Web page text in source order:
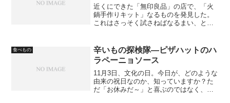
近くにできた「無印良品」の店で、「火
鍋手作りキット」なるものを発見した。
これはさっそく試さねばなるまい、とい
食べもの
辛いもの探検隊―ピザハットのハ
ラペーニョソース
11月3日、文化の日。今日が、どのような
由来の祝日なのか、知っていますか？た
だ「お休みだ～」と喜ぶのではなく、祝